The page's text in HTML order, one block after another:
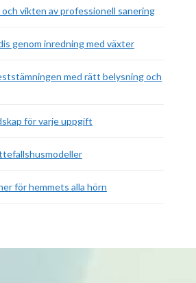
vikten av professionell sanering
genom inredning med växter
med rätt belysning och
för varje uppgift
för hemmets alla hörn